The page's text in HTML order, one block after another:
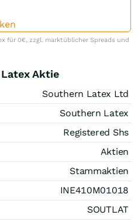
für 0€, zzgl. marktüblicher Spreads und
Aktie
Southern Latex Ltd
Southern Latex
Registered Shs
Aktien
Stammaktien
INE410M01018
SOUTLAT